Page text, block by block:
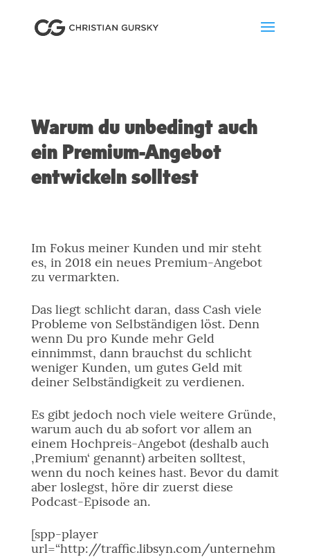
Warum du unbedingt auch
ein Premium-Angebot
entwickeln solltest
Im Fokus meiner Kunden und mir steht
es, in 2018 ein neues Premium-Angebot
zu vermarkten.
Das liegt schlicht daran, dass Cash viele
Probleme von Selbständigen löst. Denn
wenn Du pro Kunde mehr Geld
einnimmst, dann brauchst du schlicht
weniger Kunden, um gutes Geld mit
deiner Selbständigkeit zu verdienen.
Es gibt jedoch noch viele weitere Gründe,
warum auch du ab sofort vor allem an
einem Hochpreis-Angebot (deshalb auch
‚Premium‘ genannt) arbeiten solltest,
wenn du noch keines hast. Bevor du damit
aber loslegst, höre dir zuerst diese
Podcast-Episode an.
[spp-player
url=“http://traffic.libsyn.com/unternehm